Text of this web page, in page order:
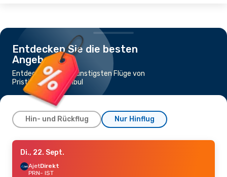
Entdecken Sie die besten
Angebote
Entdecken Sie die günstigsten Flüge von
Pristina nach Istanbul
Hin- und Rückflug Nur Hinflug
Di., 6. Okt.- Fr., 9. Okt.
AjetDirekt
PRN- IST
Di., 22. Sept.
AjetDirekt
PRN- IST